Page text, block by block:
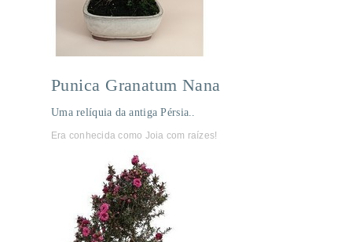
Punica Granatum Nana
Uma relíquia da antiga Pérsia..
Era conhecida como Joia com raízes!